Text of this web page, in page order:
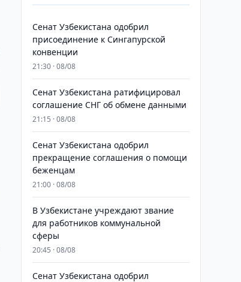
Сенат Узбекистана одобрил
присоединение к Сингапурской
конвенции
21:30 · 08/08
Сенат Узбекистана ратифицировал
соглашение СНГ об обмене данными
21:15 · 08/08
Сенат Узбекистана одобрил
прекращение соглашения о помощи
беженцам
21:00 · 08/08
В Узбекистане учреждают звание
для работников коммунальной
сферы
20:45 · 08/08
Сенат Узбекистана одобрил